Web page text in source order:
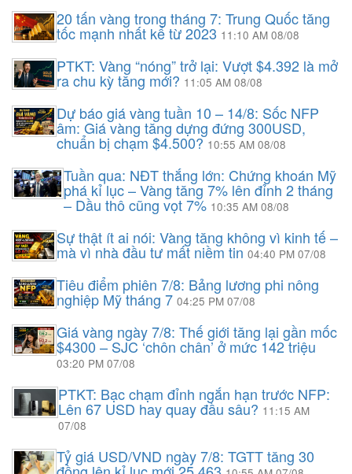
20 tấn vàng trong tháng 7: Trung Quốc tăng
tốc mạnh nhất kể từ 2023 11:10 AM 08/08
PTKT: Vàng “nóng” trở lại: Vượt $4.392 là mở
ra chu kỳ tăng mới? 11:05 AM 08/08
Dự báo giá vàng tuần 10 – 14/8: Sốc NFP
âm: Giá vàng tăng dựng đứng 300USD,
chuẩn bị chạm $4.500?10:55 AM 08/08
Tuần qua: NĐT thắng lớn: Chứng khoán Mỹ
phá kỉ lục – Vàng tăng 7% lên đỉnh 2 tháng
– Dầu thô cũng vọt 7% 10:35 AM 08/08
Sự thật ít ai nói: Vàng tăng không vì kinh tế –
mà vì nhà đầu tư mất niềm tin 04:40 PM 07/08
Tiêu điểm phiên 7/8: Bảng lương phi nông
nghiệp Mỹ tháng 7 04:25 PM 07/08
Giá vàng ngày 7/8: Thế giới tăng lại gần mốc
$4300 – SJC ‘chôn chân’ ở mức 142 triệu
03:20 PM 07/08
PTKT: Bạc chạm đỉnh ngắn hạn trước NFP:
Lên 67 USD hay quay đầu sâu? 11:15 AM
07/08
Tỷ giá USD/VND ngày 7/8: TGTT tăng 30